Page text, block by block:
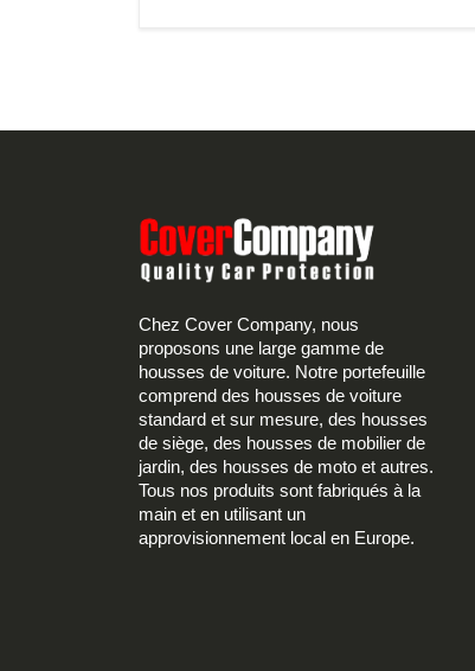
Chez Cover Company, nous
proposons une large gamme de
housses de voiture. Notre portefeuille
comprend des housses de voiture
standard et sur mesure, des housses
de siège, des housses de mobilier de
jardin, des housses de moto et autres.
Tous nos produits sont fabriqués à la
main et en utilisant un
approvisionnement local en Europe.